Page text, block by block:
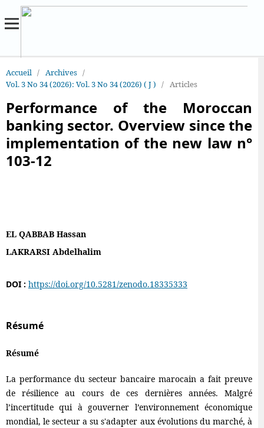
Accueil / Archives /
Vol. 3 No 34 (2026): Vol. 3 No 34 (2026) ( J ) / Articles
Performance of the Moroccan
banking sector. Overview since the
implementation of the new law n°
103-12
EL QABBAB Hassan
LAKRARSI Abdelhalim
DOI : https://doi.org/10.5281/zenodo.18335333
Résumé
Résumé
La performance du secteur bancaire marocain a fait preuve
de résilience au cours de ces dernières années. Malgré
l’incertitude qui à gouverner l’environnement économique
mondial, le secteur a su s'adapter aux évolutions du marché, à